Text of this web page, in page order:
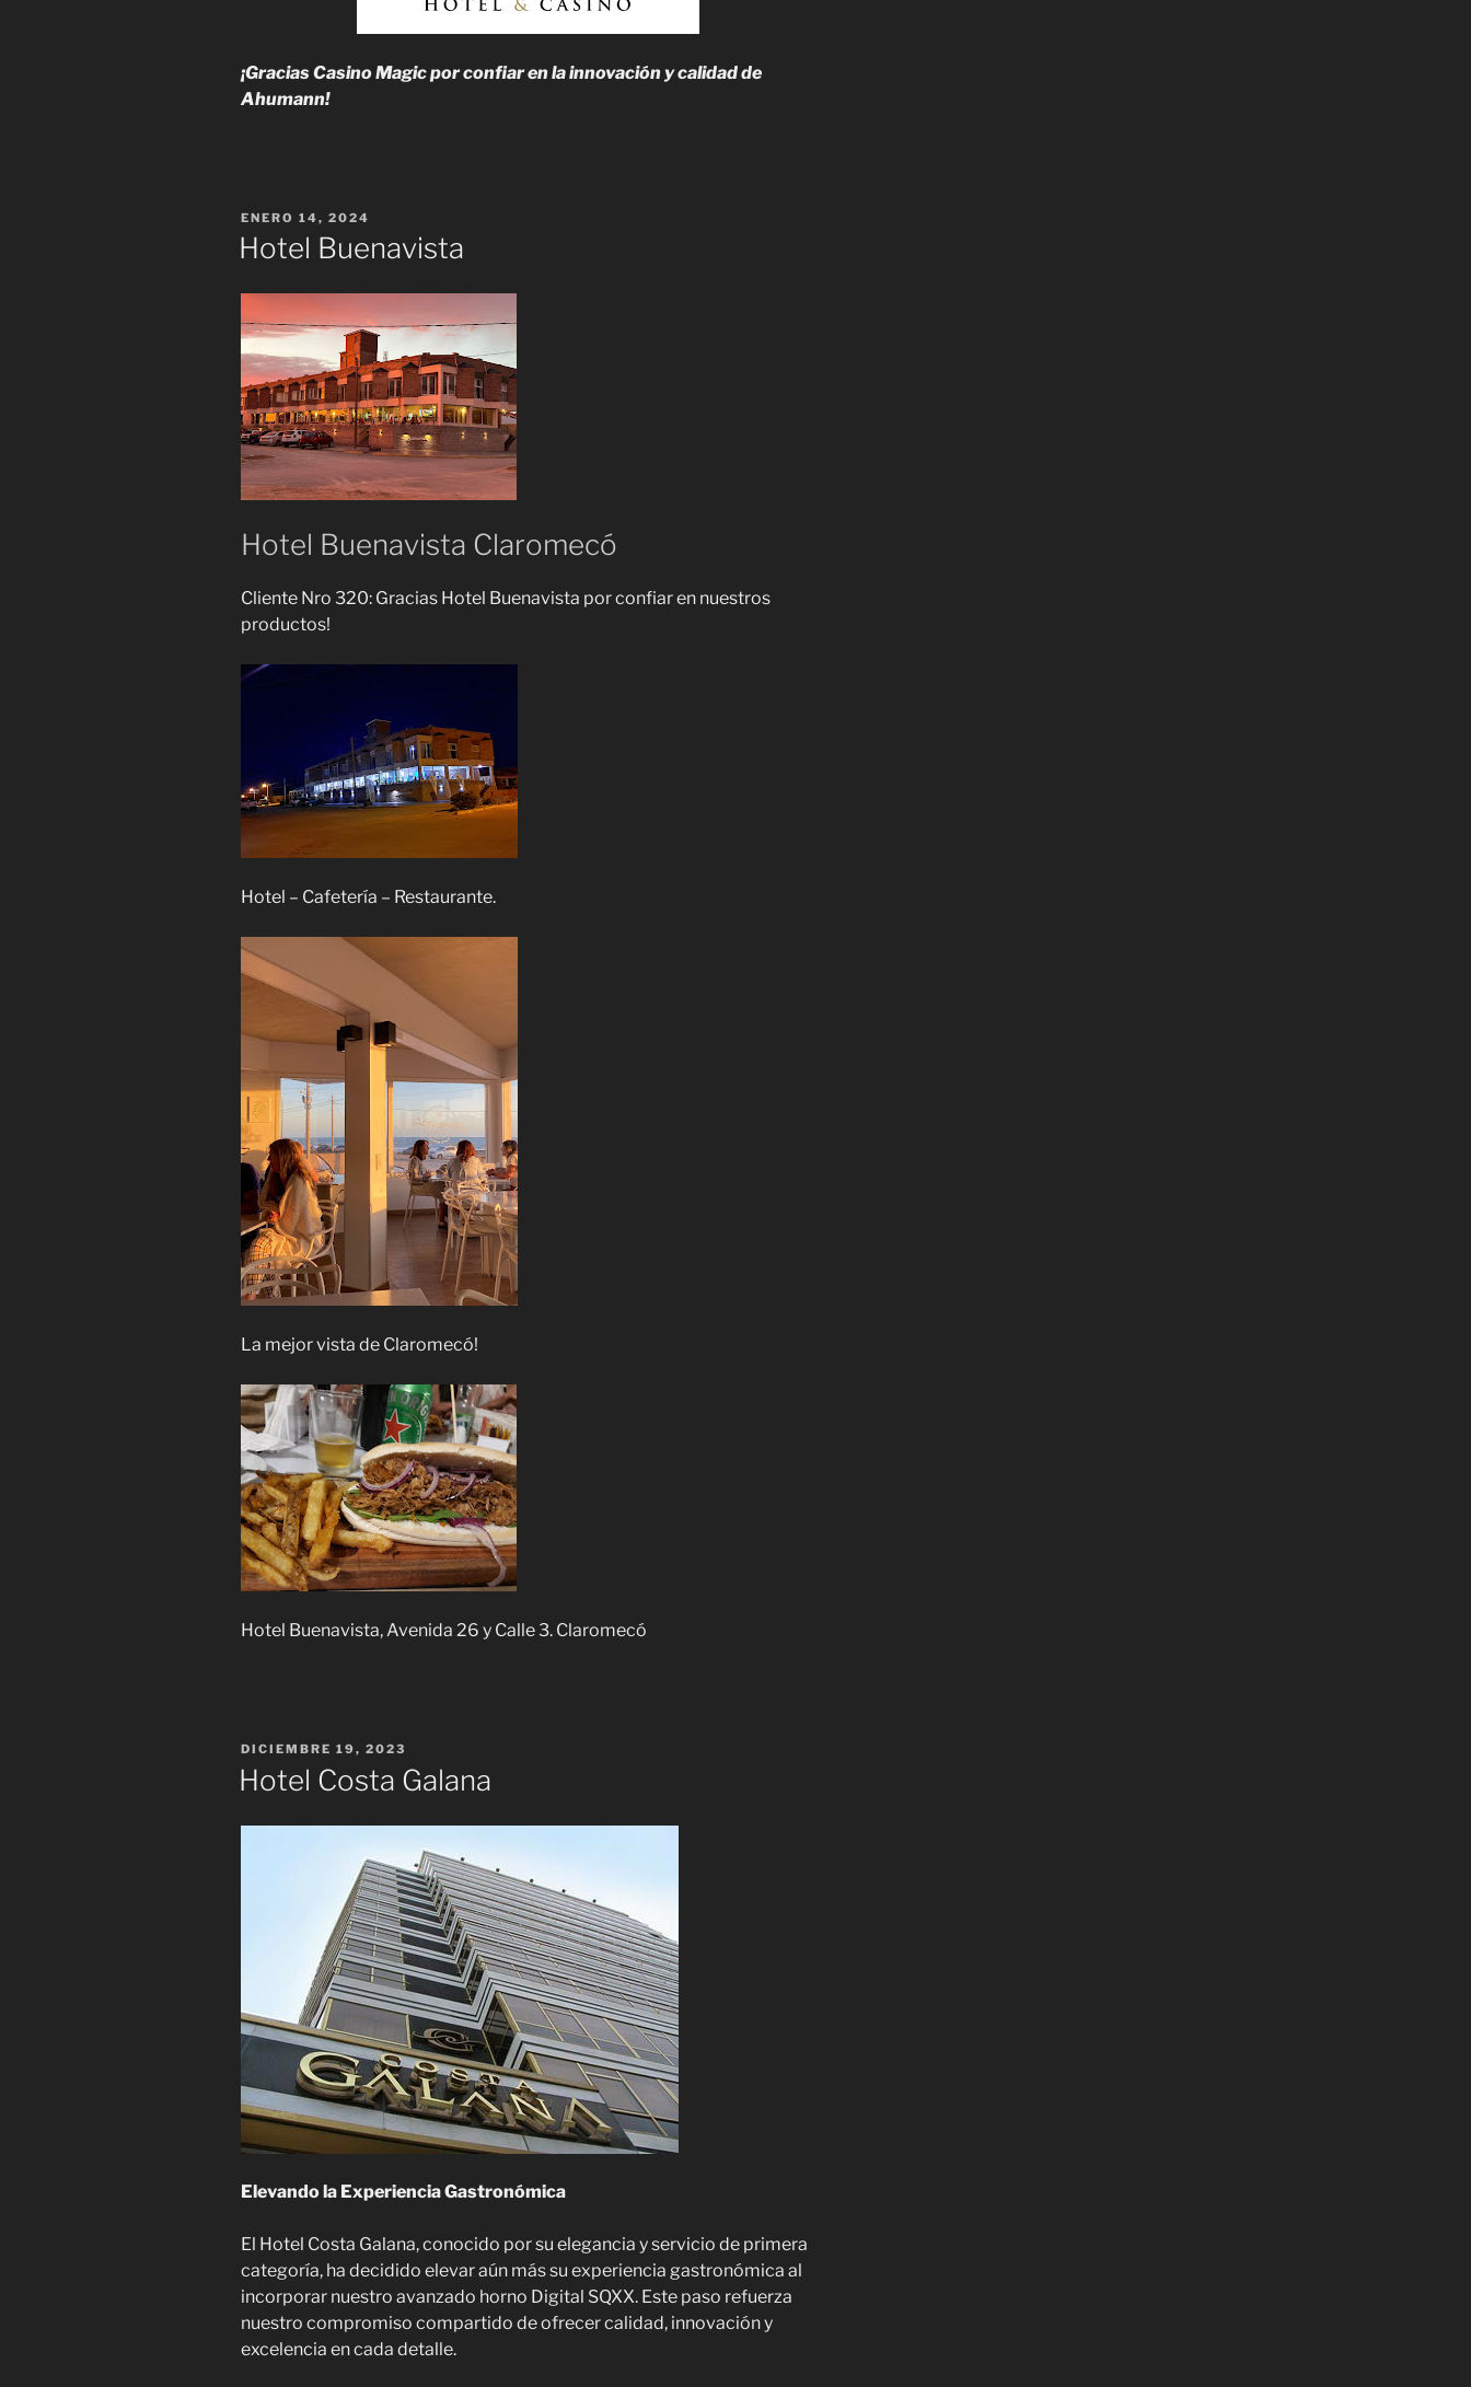
¡Gracias Casino Magic por confiar en la innovación y calidad de
Ahumann!
PUBLICADO
EL
ENERO 14, 2024
Hotel Buenavista
Hotel Buenavista Claromecó
Cliente Nro 320: Gracias Hotel Buenavista por confiar en nuestros
productos!
Hotel – Cafetería – Restaurante.
La mejor vista de Claromecó!
Hotel Buenavista, Avenida 26 y Calle 3. Claromecó
PUBLICADO
EL
DICIEMBRE 19, 2023
Hotel Costa Galana
Elevando la Experiencia Gastronómica
El Hotel Costa Galana, conocido por su elegancia y servicio de primera
categoría, ha decidido elevar aún más su experiencia gastronómica al
incorporar nuestro avanzado horno Digital SQXX. Este paso refuerza
nuestro compromiso compartido de ofrecer calidad, innovación y
excelencia en cada detalle.